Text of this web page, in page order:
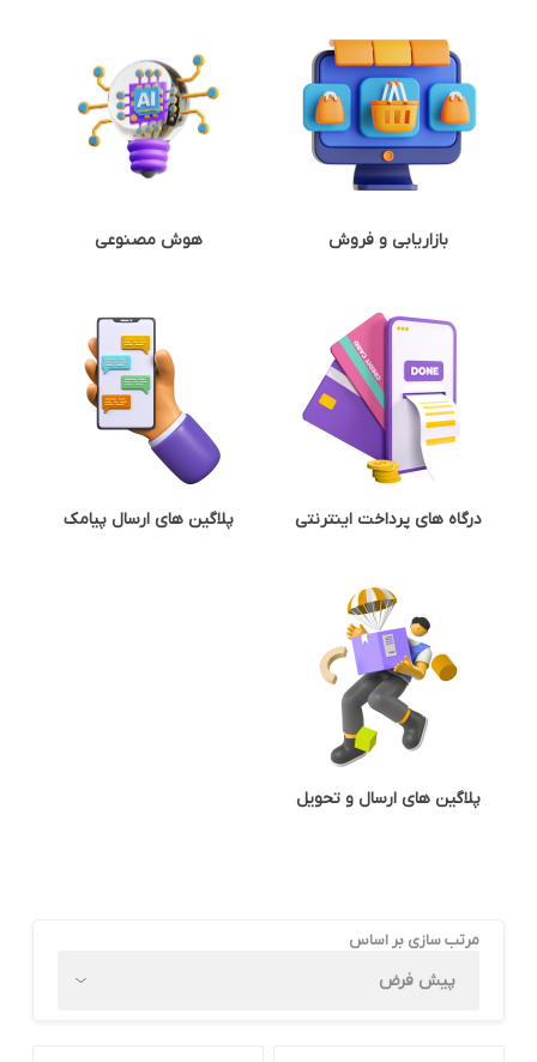
بازاریابی و فروش هوش مصنوعی
درگاه های پرداخت اینترنتی پلاگین های ارسال پیامک
پلاگین های ارسال و تحویل
مرتب سازی بر اساس